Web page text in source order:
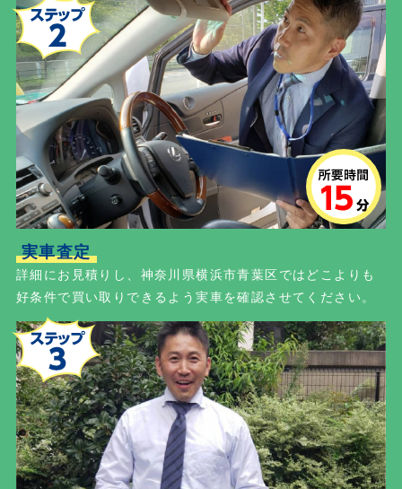
実車査定
詳細にお見積りし、神奈川県横浜市青葉区ではどこよりも
好条件で買い取りできるよう実車を確認させてください。